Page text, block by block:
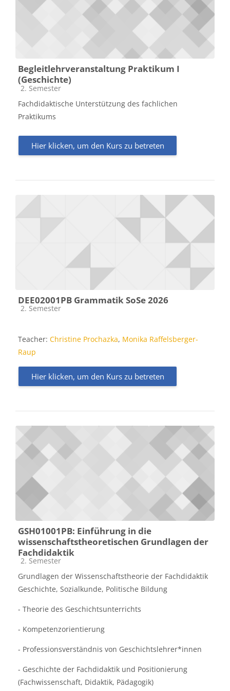
Begleitlehrveranstaltung Praktikum I
(Geschichte)
Kursbereich
2. Semester
Fachdidaktische Unterstützung des fachlichen
Praktikums
Hier klicken, um den Kurs zu betreten
DEE02001PB Grammatik SoSe 2026
Kursbereich
2. Semester
Teacher: Christine Prochazka, Monika Raffelsberger-
Raup
Hier klicken, um den Kurs zu betreten
GSH01001PB: Einführung in die
wissenschaftstheoretischen Grundlagen der
Fachdidaktik
Kursbereich
2. Semester
Grundlagen der Wissenschaftstheorie der Fachdidaktik
Geschichte, Sozialkunde, Politische Bildung
- Theorie des Geschichtsunterrichts
- Kompetenzorientierung
- Professionsverständnis von Geschichtslehrer*innen
- Geschichte der Fachdidaktik und Positionierung
(Fachwissenschaft, Didaktik, Pädagogik)